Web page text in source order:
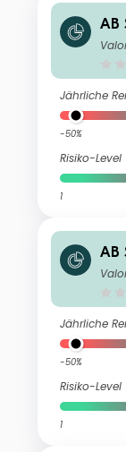
AB
Jährliche
-50%
Risiko-Level
1
AB
Jährliche
-50%
Risiko-Level
1